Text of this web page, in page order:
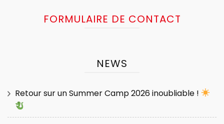
FORMULAIRE DE CONTACT
NEWS
Retour sur un Summer Camp 2026 inoubliable !